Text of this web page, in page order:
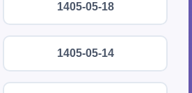
1405-05-18
1405-05-14